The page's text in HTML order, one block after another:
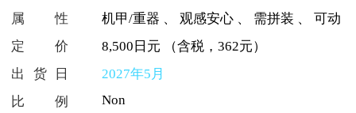
属性
机甲/重器 、 观感安心、 需拼装 、 可动
定价
8,500日元 （含税，362元）
出货日
2027年5月
比例
Non